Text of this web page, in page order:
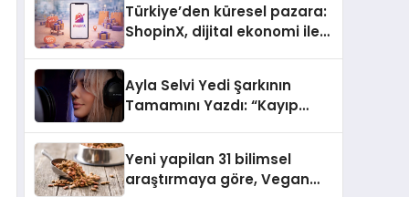
Türkiye’den küresel pazara:
ShopinX, dijital ekonomi ile
Ayla Selvi Yedi Şarkının
Tamamını Yazdı: “Kayıp
Yeni yapilan 31 bilimsel
araştırmaya göre, Vegan